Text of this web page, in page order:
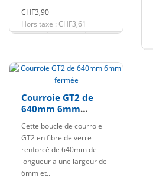
CHF3,90
Hors taxe : CHF3,61
Courroie GT2 de
640mm 6mm
Cette boucle de courroie
GT2 en fibre de verre
renforcé de 640mm de
longueur a une largeur de
6mm et..